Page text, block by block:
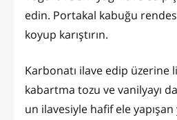
edin. Portakal kabuğu
koyup karıştırın.
Karbonatı ilave edip üzerine
kabartma tozu ve vanilyayı
un ilavesiyle hafif ele